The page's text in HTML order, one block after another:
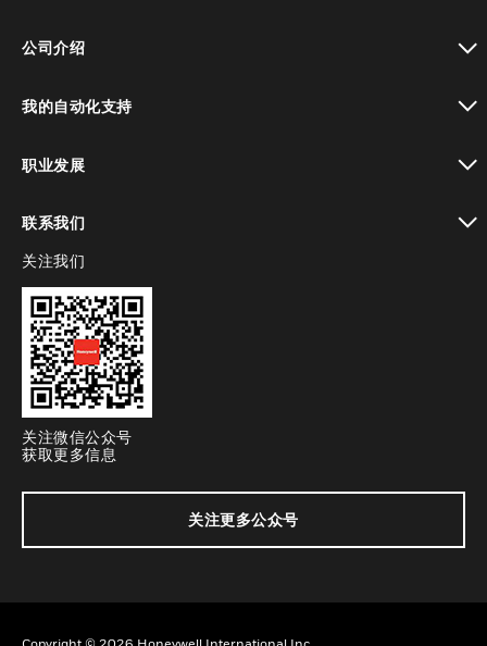
公司介绍
我的自动化支持
职业发展
联系我们
toggle view
关注我们
关注微信公众号
获取更多信息
关注更多公众号